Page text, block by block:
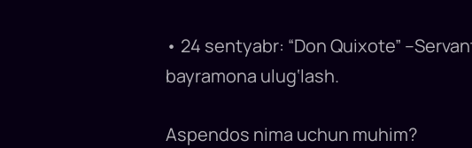
• 24 sentyabr: “Don Quixote”
bayramona ulug‘lash.
Aspendos nima uchun muhim?